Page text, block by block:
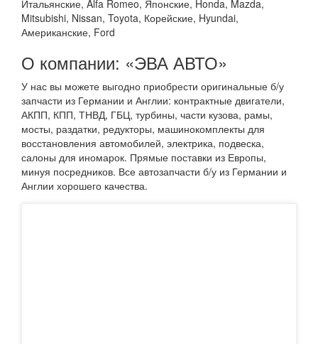
Итальянские, Alfa Romeo, Японские, Honda, Mazda,
Mitsubishi, Nissan, Toyota, Корейские, Hyundai,
Американские, Ford
О компании: «ЭВА АВТО»
У нас вы можете выгодно приобрести оригинальные б/у
запчасти из Германии и Англии: контрактные двигатели,
АКПП, КПП, ТНВД, ГБЦ, турбины, части кузова, рамы,
мосты, раздатки, редукторы, машинокомплекты для
восстановления автомобилей, электрика, подвеска,
салоны для иномарок. Прямые поставки из Европы,
минуя посредников. Все автозапчасти б/у из Германии и
Англии хорошего качества.